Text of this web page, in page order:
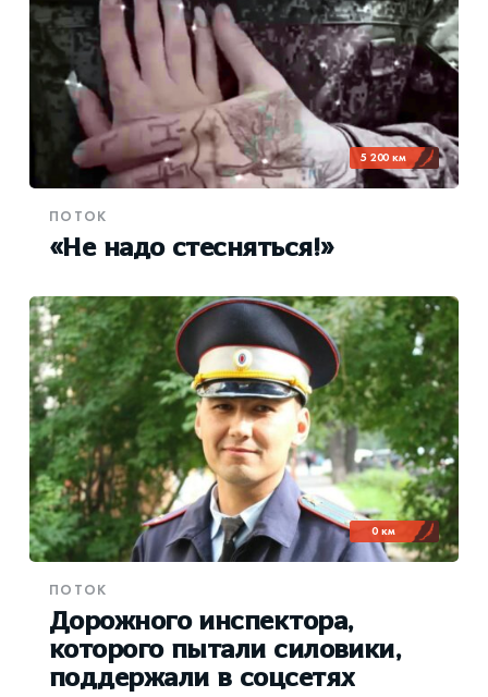
5 200 км
ПОТОК
«Не надо стесняться!»
0 км
ПОТОК
Дорожного инспектора,
которого пытали силовики,
поддержали в соцсетях